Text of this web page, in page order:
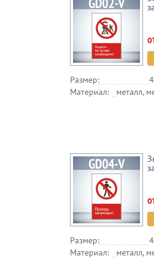
Размер:
Материал:
металл,
Размер:
Материал:
металл,